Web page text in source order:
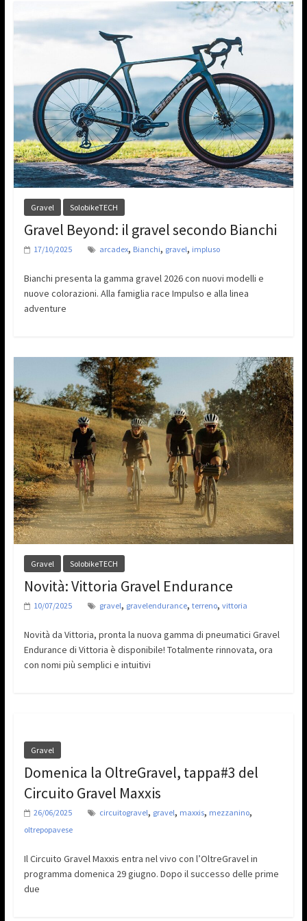
Gravel SolobikeTECH
Gravel Beyond: il gravel secondo Bianchi
17/10/2025 arcadex, Bianchi, gravel, impluso
Bianchi presenta la gamma gravel 2026 con nuovi modelli e
nuove colorazioni. Alla famiglia race Impulso e alla linea
adventure
Gravel SolobikeTECH
Novità: Vittoria Gravel Endurance
10/07/2025 gravel, gravelendurance, terreno, vittoria
Novità da Vittoria, pronta la nuova gamma di pneumatici Gravel
Endurance di Vittoria è disponibile! Totalmente rinnovata, ora
con nomi più semplici e intuitivi
Gravel
Domenica la OltreGravel, tappa#3 del
Circuito Gravel Maxxis
26/06/2025 circuitogravel, gravel, maxxis, mezzanino,
oltrepopavese
Il Circuito Gravel Maxxis entra nel vivo con l’OltreGravel in
programma domenica 29 giugno. Dopo il successo delle prime
due